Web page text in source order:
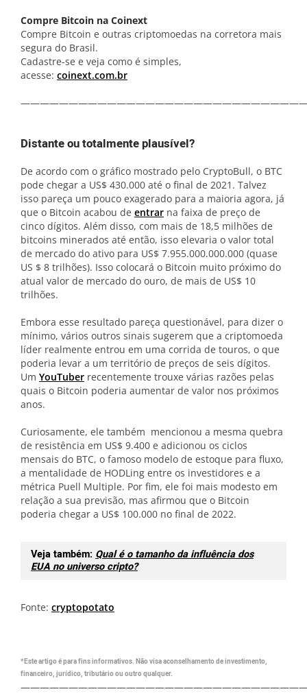
Compre Bitcoin na Coinext
Compre Bitcoin e outras criptomoedas na corretora mais
segura do Brasil.
Cadastre-se e veja como é simples,
acesse: coinext.com.br
Distante ou totalmente plausível?
De acordo com o gráfico mostrado pelo CryptoBull, o BTC
pode chegar a US$ 430.000 até o final de 2021. Talvez
isso pareça um pouco exagerado para a maioria agora, já
que o Bitcoin acabou de entrar na faixa de preço de
cinco dígitos. Além disso, com mais de 18,5 milhões de
bitcoins minerados até então, isso elevaria o valor total
de mercado do ativo para US$ 7.955.000.000.000 (quase
US $ 8 trilhões). Isso colocará o Bitcoin muito próximo do
atual valor de mercado do ouro, de mais de US$ 10
trilhões.
Embora esse resultado pareça questionável, para dizer o
mínimo, vários outros sinais sugerem que a criptomoeda
líder realmente entrou em uma corrida de touros, o que
poderia levar a um território de preços de seis dígitos.
Um YouTuber recentemente trouxe várias razões pelas
quais o Bitcoin poderia aumentar de valor nos próximos
anos.
Curiosamente, ele também mencionou a mesma quebra
de resistência em US$ 9.400 e adicionou os ciclos
mensais do BTC, o famoso modelo de estoque para fluxo,
a mentalidade de HODLing entre os investidores e a
métrica Puell Multiple. Por fim, ele foi mais modesto em
relação a sua previsão, mas afirmou que o Bitcoin
poderia chegar a US$ 100.000 no final de 2022.
Veja também: Qual é o tamanho da influência dos
EUA no universo cripto?
Fonte: cryptopotato
*Este artigo é para fins informativos. Não visa aconselhamento de investimento,
financeiro, jurídico, tributário ou outro qualquer.